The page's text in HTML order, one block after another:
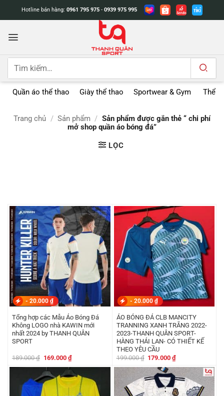
dung
Hotline bán hàng: 0961 795 975 - 0939 975 995
Tìm
Quần áo thể thao Giày thể thao Sportwear & Gym Thể
Trang chủ / Sản phẩm / Sản phẩm được gắn thẻ “ chi phí
mở shop quần áo bóng đá”
LỌC
- 20.000 ₫
Tổng hợp các Mẫu Áo Bóng Đá
Không LOGO nhà KAWIN mới
nhất 2024 by THANH QUÂN
SPORT
189.000₫ Giá
là:
189.000 ₫.
169.000 ₫Giá
hiện
tại
là:
169.000 ₫.
- 20.000 ₫
ÁO BÓNG ĐÁ CLB MANCITY
TRANNING XANH TRẮNG 2022-
2023-THANH QUÂN SPORT-
HÀNG THÁI LAN- CÓ THIẾT KẾ
THEO YÊU CẦU
199.000₫ Giá
là:
199.000 ₫.
179.000₫Giá
tại
là:
179.000 ₫.